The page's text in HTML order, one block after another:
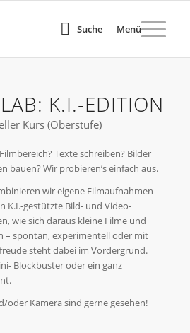
Suche Menü
K.I.-EDITION
Kurs (Oberstufe)
Texte schreiben? Bilder
bauen? Wir probieren’s einfach aus.
wir eigene Filmaufnahmen
K.I.-gestützte Bild- und Video-
wie sich daraus kleine Filme und
– spontan, experimentell oder mit
steht dabei im Vordergrund.
Blockbuster oder ein ganz
Kamera sind gerne gesehen!